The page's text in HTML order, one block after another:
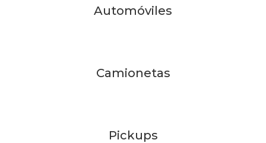
Automóviles
Camionetas
Pickups